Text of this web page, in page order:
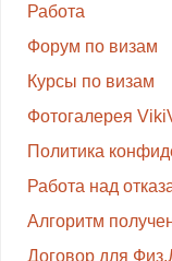
Работа
Форум по визам
Курсы по визам
Фотогалерея
Политика
Работа над
Алгоритм
Договор для